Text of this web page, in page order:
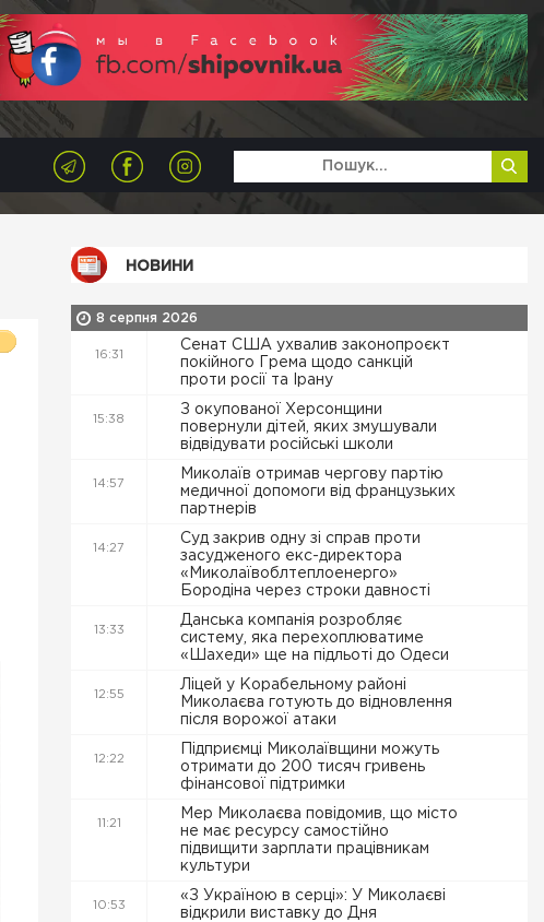
НОВИНИ
8 серпня 2026
16:31
Сенат США ухвалив законопроєкт
покійного Грема щодо санкцій
проти росії та Ірану
15:38
З окупованої Херсонщини
повернули дітей, яких змушували
відвідувати російські школи
14:57
Миколаїв отримав чергову партію
медичної допомоги від французьких
партнерів
14:27
Суд закрив одну зі справ проти
засудженого екс-директора
«Миколаївоблтеплоенерго»
Бородіна через строки давності
13:33
Данська компанія розробляє
систему, яка перехоплюватиме
«Шахеди» ще на підльоті до Одеси
12:55
Ліцей у Корабельному районі
Миколаєва готують до відновлення
після ворожої атаки
12:22
Підприємці Миколаївщини можуть
отримати до 200 тисяч гривень
фінансової підтримки
11:21
Мер Миколаєва повідомив, що місто
не має ресурсу самостійно
підвищити зарплати працівникам
культури
10:53
«З Україною в серці»: У Миколаєві
відкрили виставку до Дня